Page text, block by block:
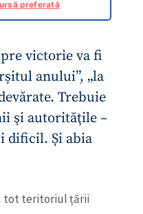
preferată
victorie va fi
anului”, „la
Trebuie
şi autorităţile –
dificil. Și abia
tot teritoriul țării